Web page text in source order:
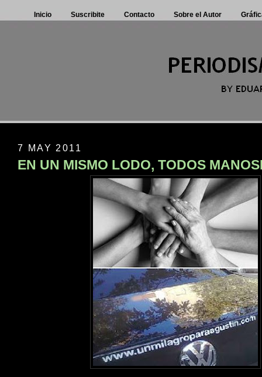
Inicio Suscribite Contacto Sobre el Autor
7 MAY 2011
EN UN MISMO LODO, TODOS